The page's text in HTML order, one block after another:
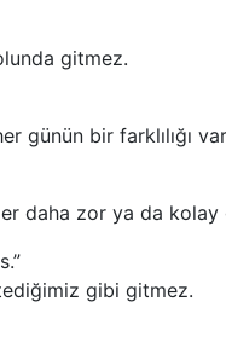
gitmez.
günün bir farklılığı
daha zor ya da kolay
gibi gitmez.